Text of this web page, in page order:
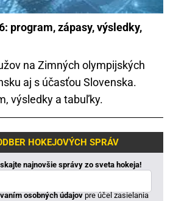
program, zápasy, výsledky,
na Zimných olympijských
aj s účasťou Slovenska.
výsledky a tabuľky.
HOKEJOVÝCH SPRÁV
najnovšie správy zo sveta hokeja!
osobných údajovpre účel zasielania